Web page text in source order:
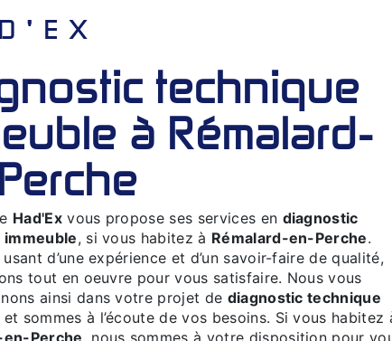
à Rémalard-
Had'Exvous propose ses services en diagnostic
, si vous habitez à Rémalard-en-Perche.
d’une expérience et d’un savoir-faire de qualité,
tout en oeuvre pour vous satisfaire. Nous vous
ainsi dans votre projet de diagnostic technique
et sommes à l’écoute de vos besoins. Si vous habitez
en-Perche, nous sommes à votre disposition pour